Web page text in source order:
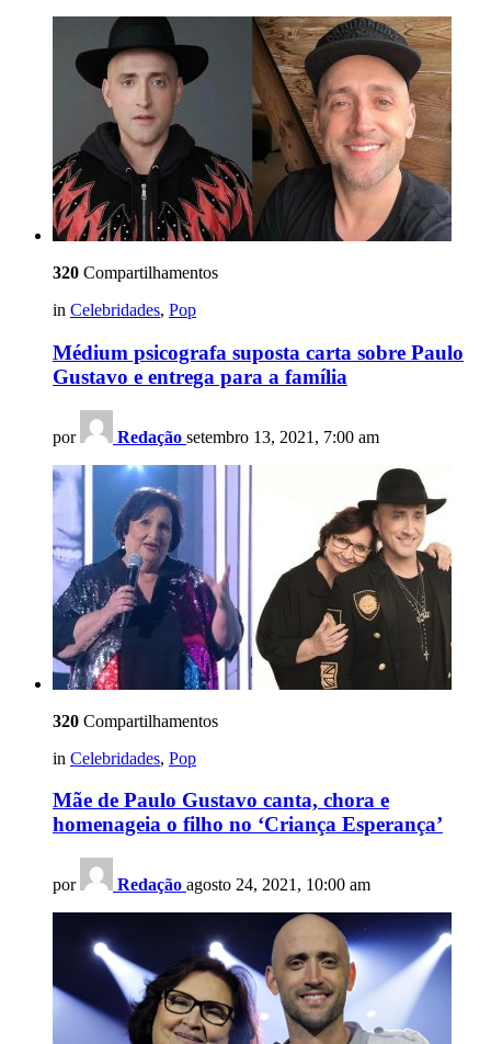
320 Compartilhamentos
in Celebridades, Pop
Médium psicografa suposta carta sobre Paulo
Gustavo e entrega para a família
por Redação setembro 13, 2021, 7:00 am
320 Compartilhamentos
in Celebridades, Pop
Mãe de Paulo Gustavo canta, chora e
homenageia o filho no ‘Criança Esperança’
por Redação agosto 24, 2021, 10:00 am